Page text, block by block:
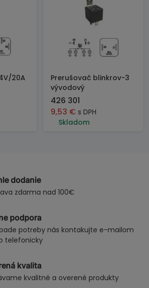
20A
Prerušovač blinkrov-3
vývodový
426 301
9,53 € s DPH
Skladom
dodanie
zdarma nad 100€
podpora
potreby nás kontakujte e-mailom
telefonicky
kvalita
kvalitné a overené produkty